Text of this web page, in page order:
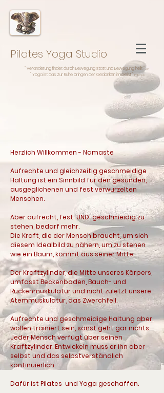
Pilates Yoga ​Studio
" Veränderung findet durch Bewegung statt und Bewegung heilt " J.P.
" Yoga ist das zur Ruhe bringen der Gedanken im Geist " Patanjali
Herzlich Willkommen - Namaste
Aufrechte und gleichzeitig geschmeidige
Haltung ist ein Sinnbild für den gesunden,
ausgeglichenen und fest verwurzelten
Menschen.
Aber aufrecht, fest UND geschmeidig zu
stehen, bedarf mehr.
Die Kraft, die der Mensch braucht, um sich
diesem Idealbild zu nähern, um zu stehen
wie ein Baum, kommt aus seiner Mitte.
Der Kraftzylinder, die Mitte unseres Körpers,
umfasst Beckenboden, Bauch- und
Rückenmuskulatur und nicht zuletzt unsere
Atemmuskulatur, das Zwerchfell.
Aufrechte und geschmeidige Haltung aber
wollen trainiert sein, sonst geht gar nichts.
Jeder Mensch verfügt über seinen
Kraftzylinder. Entwickeln muss er ihn aber
selbst und das selbstverständlich
kontinuierlich.
Dafür ist Pilates und Yoga geschaffen.